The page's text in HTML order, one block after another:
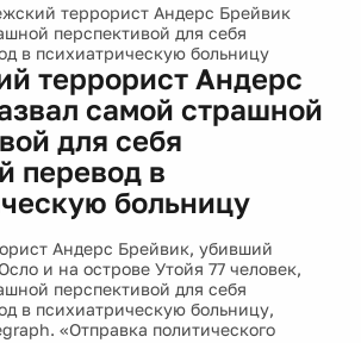
террорист Андерс Брейвик
перспективой для себя
в психиатрическую больницу
террорист Андерс
самой страшной
для себя
перевод в
больницу
Андерс Брейвик, убивший
и на острове Утойя 77 человек,
перспективой для себя
в психиатрическую больницу,
«Отправка политического